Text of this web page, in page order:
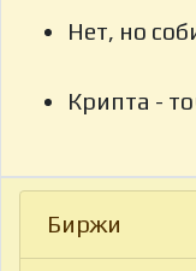
Нет, но
Крипта -
Биржи